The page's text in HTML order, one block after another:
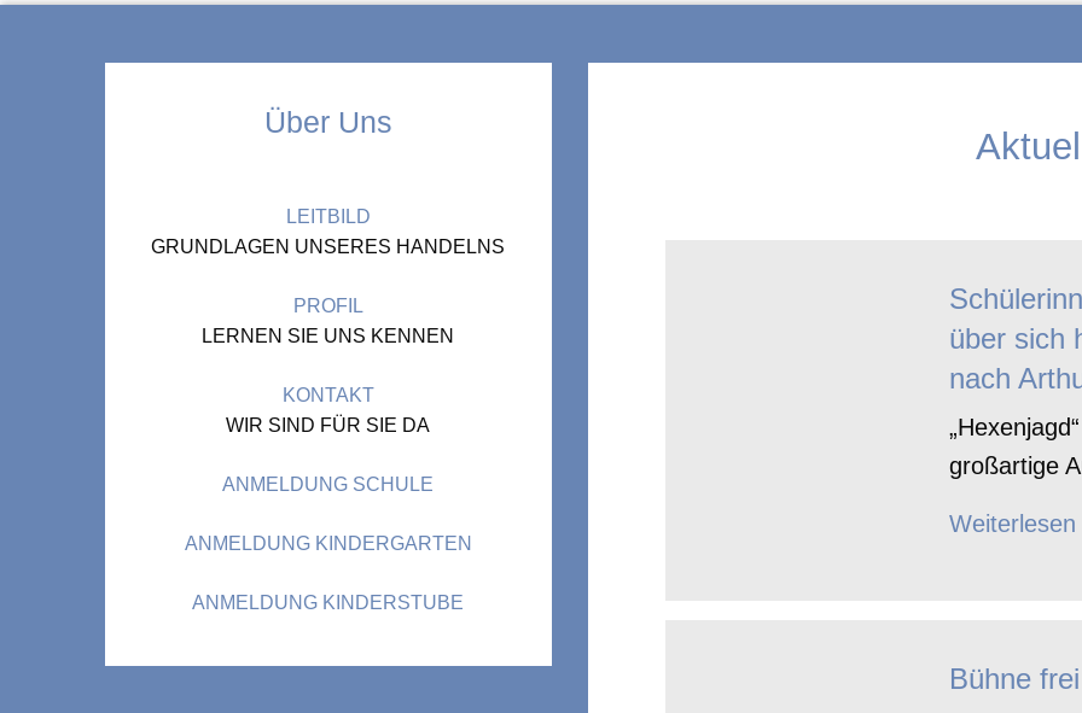
Über Uns
LEITBILD
GRUNDLAGEN UNSERES HANDELNS
PROFIL
LERNEN SIE UNS KENNEN
KONTAKT
WIR SIND FÜR SIE DA
ANMELDUNG SCHULE
ANMELDUNG KINDERGARTEN
ANMELDUNG KINDERSTUBE
über sich
nach
großartige
Weiterlesen
Bühne frei